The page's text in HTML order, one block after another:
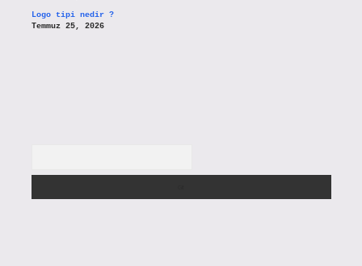
Logo tipi nedir ?
Temmuz 25, 2026